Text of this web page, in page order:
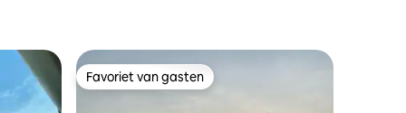
Favoriet van gasten
Favoriet van gasten